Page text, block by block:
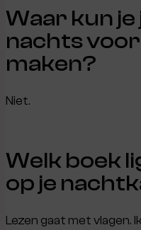
Waar kun je
nachts
maken?
Niet.
Welk boek
op je
Lezen gaat met vlagen.